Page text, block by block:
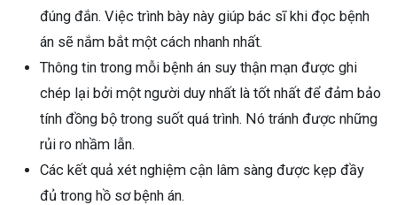
đúng đắn. Việc trình bày này giúp bác sĩ khi đọc bệnh
án sẽ nắm bắt một cách nhanh nhất.
Thông tin trong mỗi bệnh án suy thận mạn được ghi
chép lại bởi một người duy nhất là tốt nhất để đảm bảo
tính đồng bộ trong suốt quá trình. Nó tránh được những
rủi ro nhầm lẫn.
Các kết quả xét nghiệm cận lâm sàng được kẹp đầy
đủ trong hồ sơ bệnh án.